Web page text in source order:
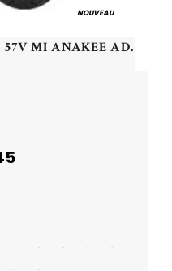
NOUVEAU
MICHELIN - 100/90 -19 TL 57V MI ANAKEE ADVENTURE F - 1009019 -